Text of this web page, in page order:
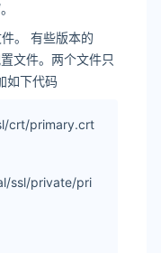
。 有些版本的
文件。两个文件只
如下代码
crt/primary.crt
ssl/private/pri